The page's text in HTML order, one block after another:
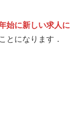
始に新しい求人に
とになります．